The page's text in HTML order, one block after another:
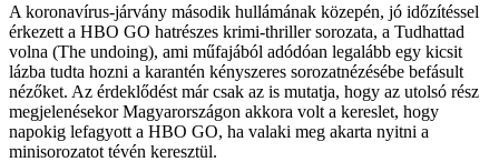
A koronavírus-járvány második hullámának közepén, jó időzítéssel
érkezett a HBO GO hatrészes krimi-thriller sorozata, a Tudhattad
volna (The undoing), ami műfajából adódóan legalább egy kicsit
lázba tudta hozni a karantén kényszeres sorozatnézésébe befásult
nézőket. Az érdeklődést már csak az is mutatja, hogy az utolsó rész
megjelenésekor Magyarországon akkora volt a kereslet, hogy
napokig lefagyott a HBO GO, ha valaki meg akarta nyitni a
minisorozatot tévén keresztül.